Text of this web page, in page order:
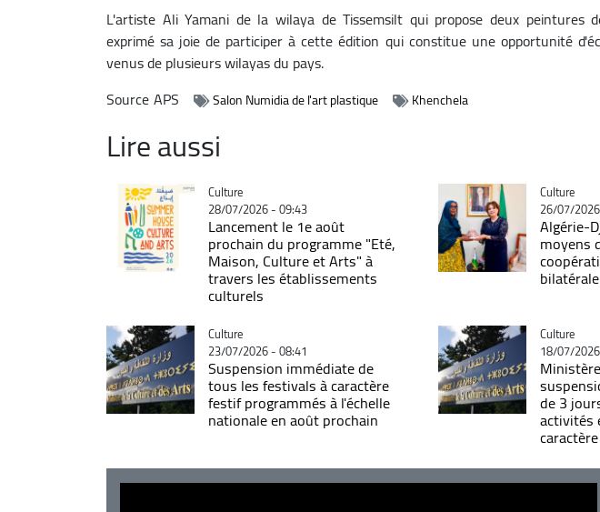
L'artiste Ali Yamani de la wilaya de Tissemsilt qui propose deux peintures
exprimé sa joie de participer à cette édition qui constitue une opportunité
venus de plusieurs wilayas du pays.
SourceAPS Salon Numidia de l'art plastique Khenchela
Lire aussi
Catégorie
Culture
28/07/2026 - 09:43
Lancement le 1e août
prochain du programme "Eté,
Maison, Culture et Arts" à
travers les établissements
culturels
Catégorie
Culture
26/07/
Algérie-
moyens
bilatérale
Catégorie
Culture
23/07/2026 - 08:41
Suspension immédiate de
tous les festivals à caractère
festif programmés à l'échelle
nationale en août prochain
Catégorie
Culture
18/07/
de 3
activités